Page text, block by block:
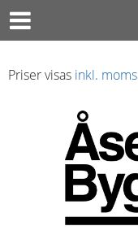
Priser visas inkl. moms